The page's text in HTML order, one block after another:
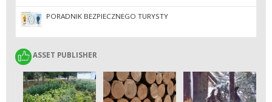
PORADNIK BEZPIECZNEGO TURYSTY
ASSET PUBLISHER
ASSET PUBLISHER